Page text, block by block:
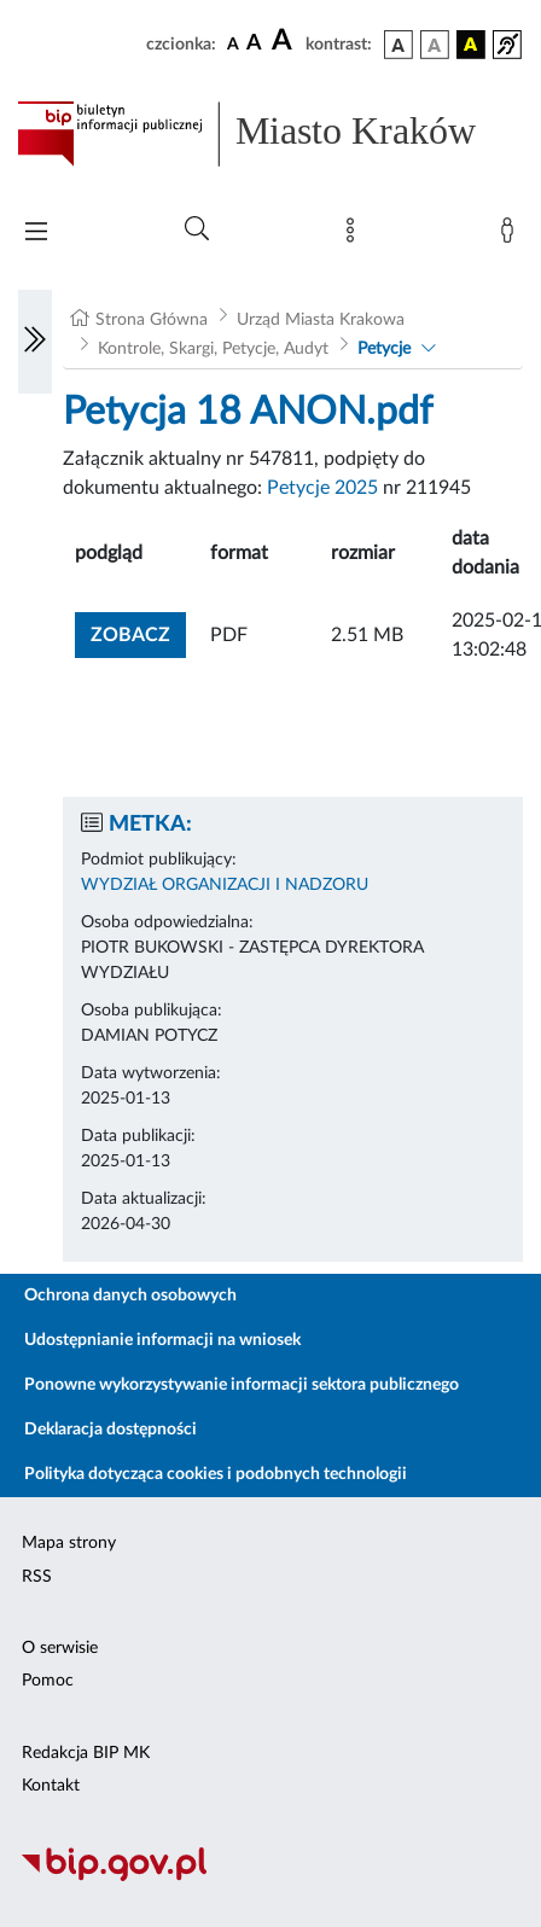
czcionka: A A A kontrast:
Miasto Kraków
Strona Główna
Urząd Miasta Krakowa
Kontrole, Skargi, Petycje, Audyt
Petycje
Petycja 18 ANON.pdf
Załącznik aktualny nr 547811, podpięty do
dokumentu aktualnego: Petycje 2025 nr 211945
podgląd format rozmiar
data
dodania
ZOBACZZOBACZ ZAŁĄCZNIK
PDF 2.51 MB
2025-02-
13:02:48
METKA:
Podmiot publikujący:
WYDZIAŁ ORGANIZACJI I NADZORU
Osoba odpowiedzialna:
PIOTR BUKOWSKI - ZASTĘPCA DYREKTORA
WYDZIAŁU
Osoba publikująca:
DAMIAN POTYCZ
Data wytworzenia:
2025-01-13
Data publikacji:
2025-01-13
Data aktualizacji:
2026-04-30
Ochrona danych osobowych
Udostępnianie informacji na wniosek
Ponowne wykorzystywanie informacji sektora publicznego
Deklaracja dostępności
Polityka dotycząca cookies i podobnych technologii
Mapa strony
RSS
O serwisie
Pomoc
Redakcja BIP MK
Kontakt